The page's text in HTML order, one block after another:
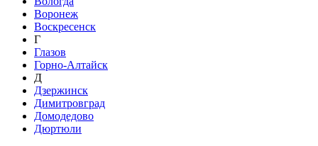
Воронеж
Воскресенск
Г
Глазов
Горно-Алтайск
Д
Дзержинск
Димитровград
Домодедово
Дюртюли